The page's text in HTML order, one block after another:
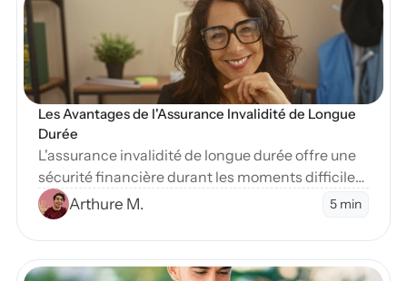
Les Avantages de l'Assurance Invalidité de Longue
Durée
L'assurance invalidité de longue durée offre une
sécurité financière durant les moments difficiles.
Apprenez-en plus sur ses nombreux avantages
essentiels.
Arthure M. 5 min
Blog